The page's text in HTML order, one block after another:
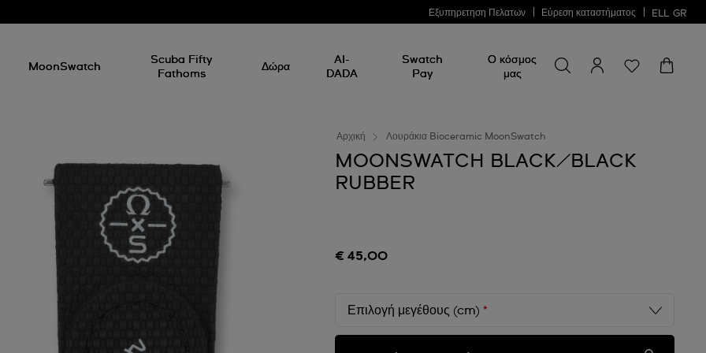
Εξυπηρετηση Πελατων Εύρεση καταστήματος ELL GR
MoonSwatch
Scuba Fifty
Fathoms
Δώρα
AI-
DADA
Swatch
Pay
Ο κόσμος
μας
Αρχική Λουράκια Bioceramic MoonSwatch
MOONSWATCH BLACK/BLACK
RUBBER
€ 45,00
Επιλογή μεγέθους (cm)*